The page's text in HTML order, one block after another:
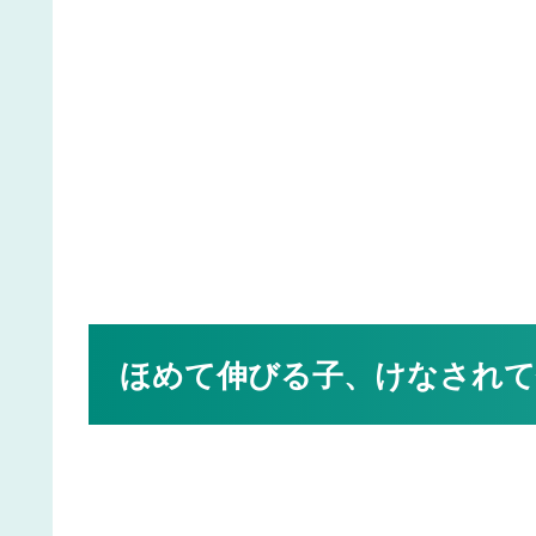
ほめて伸びる子、けなされ